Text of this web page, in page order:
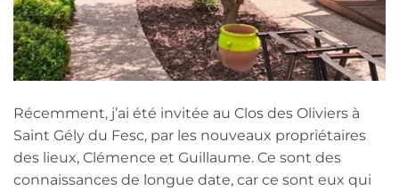
Récemment, j’ai été invitée au Clos des Oliviers à
Saint Gély du Fesc, par les nouveaux propriétaires
des lieux, Clémence et Guillaume. Ce sont des
connaissances de longue date, car ce sont eux qui